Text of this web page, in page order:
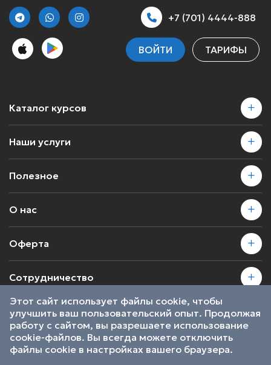
+7 (701) 4444-888
ВОЙТИ ТАРИФЫ
Каталог курсов
Наши услуги
Полезное
О нас
Оферта
Сотрудничество
2026 © SkillsProof | Все права защищены
Пользовательское соглашение
Являемся участниками
Этот сайт использует файлы cookie, чтобы
улучшить ваш пользовательский опыт. Продолжая
работу с сайтом, вы разрешаете использование
cookie-файлов. Вы всегда можете отключить
файлы cookie в настройках вашего браузера.